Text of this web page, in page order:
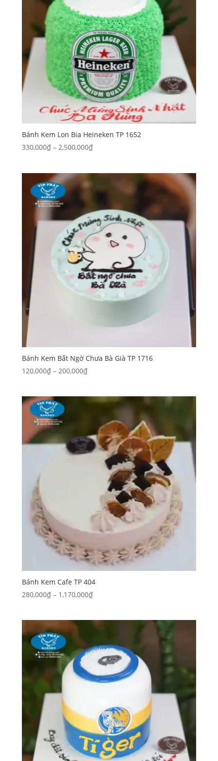
Bánh Kem Lon Bia Heineken TP 1652
330,000₫ – 2,500,000₫Khoảng
đến
2,500,000₫
Bánh Kem Bất Ngờ Chưa Bà Già TP 1716
120,000₫ – 200,000₫Khoảng
120,000₫
200,000₫
Bánh Kem Cafe TP 404
280,000₫ – 1,170,000₫Khoảng
280,000₫
1,170,000₫